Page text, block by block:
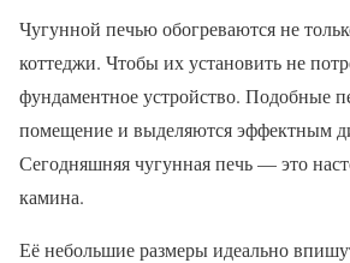
Чугунной печью обогреваются не
коттеджи. Чтобы их установить не
фундаментное устройство. Подобные
помещение и выделяются эффектным
Сегодняшняя чугунная печь — это
камина.
Её небольшие размеры идеально